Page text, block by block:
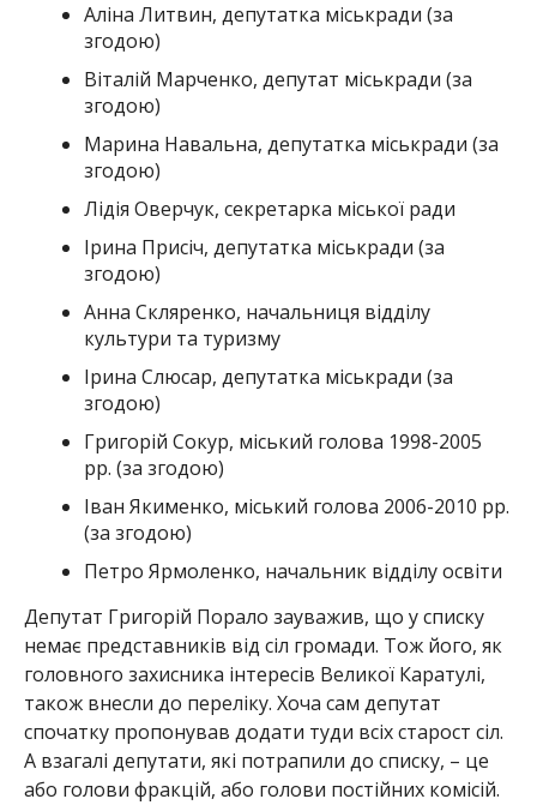
Аліна Литвин, депутатка міськради (за
згодою)
Віталій Марченко, депутат міськради (за
згодою)
Марина Навальна, депутатка міськради (за
згодою)
Лідія Оверчук, секретарка міської ради
Ірина Присіч, депутатка міськради (за
згодою)
Анна Скляренко, начальниця відділу
культури та туризму
Ірина Слюсар, депутатка міськради (за
згодою)
Григорій Сокур, міський голова 1998-2005
рр. (за згодою)
Іван Якименко, міський голова 2006-2010 рр.
(за згодою)
Петро Ярмоленко, начальник відділу освіти
Депутат Григорій Порало зауважив, що у списку
немає представників від сіл громади. Тож його, як
головного захисника інтересів Великої Каратулі,
також внесли до переліку. Хоча сам депутат
спочатку пропонував додати туди всіх старост сіл.
А взагалі депутати, які потрапили до списку, – це
або голови фракцій, або голови постійних комісій.